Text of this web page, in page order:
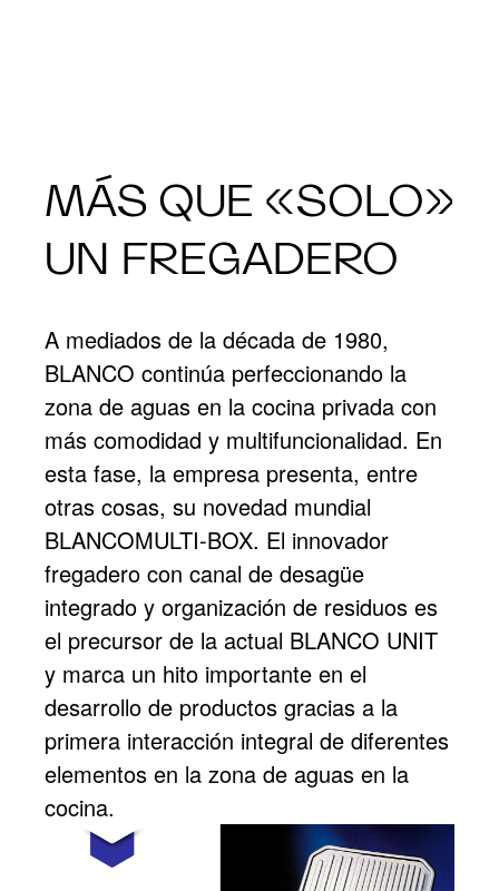
MÁS QUE «SOLO»
UN FREGADERO
A mediados de la década de 1980,
BLANCO continúa perfeccionando la
zona de aguas en la cocina privada con
más comodidad y multifuncionalidad. En
esta fase, la empresa presenta, entre
otras cosas, su novedad mundial
BLANCOMULTI-BOX. El innovador
fregadero con canal de desagüe
integrado y organización de residuos es
el precursor de la actual BLANCO UNIT
y marca un hito importante en el
desarrollo de productos gracias a la
primera interacción integral de diferentes
elementos en la zona de aguas en la
cocina.